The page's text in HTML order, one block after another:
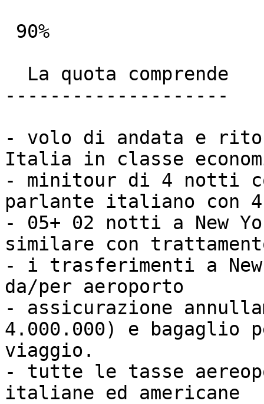
--------------------
- volo di andata e
Italia in classe
- minitour di 4 notti
parlante italiano con
- 05+ 02 notti a New
similare con
- i trasferimenti a
da/per aeroporto
- assicurazione
4.000.000) e
viaggio.
- tutte le tasse
italiane ed americane